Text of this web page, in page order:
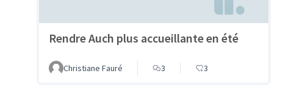
Rendre Auch plus accueillante en été
Christiane Fauré 3 3